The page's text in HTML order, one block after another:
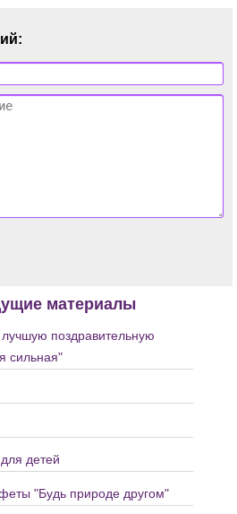
материалы
поздравительную
сильная"
детей
"Будь природе другом"